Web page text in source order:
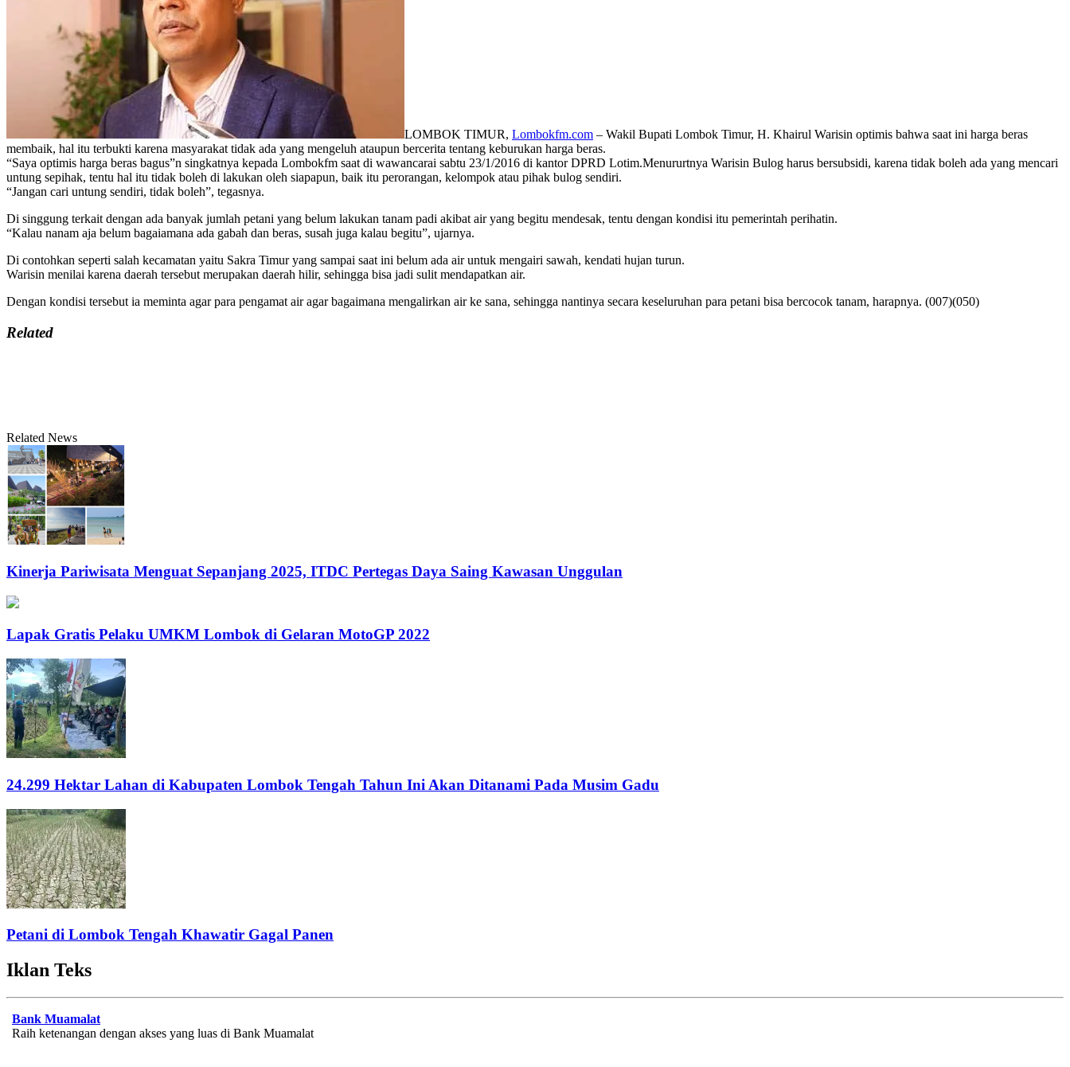
LOMBOK TIMUR, Lombokfm.com – Wakil Bupati Lombok Timur, H. Khairul Warisin optimis bahwa saat ini harga beras
membaik, hal itu terbukti karena masyarakat tidak ada yang mengeluh ataupun bercerita tentang keburukan harga beras.
“Saya optimis harga beras bagus”n singkatnya kepada Lombokfm saat di wawancarai sabtu 23/1/2016 di kantor DPRD Lotim.Menururtnya Warisin Bulog harus bersubsidi, karena tidak boleh ada yang mencari
untung sepihak, tentu hal itu tidak boleh di lakukan oleh siapapun, baik itu perorangan, kelompok atau pihak bulog sendiri.
“Jangan cari untung sendiri, tidak boleh”, tegasnya.
Di singgung terkait dengan ada banyak jumlah petani yang belum lakukan tanam padi akibat air yang begitu mendesak, tentu dengan kondisi itu pemerintah perihatin.
“Kalau nanam aja belum bagaiamana ada gabah dan beras, susah juga kalau begitu”, ujarnya.
Di contohkan seperti salah kecamatan yaitu Sakra Timur yang sampai saat ini belum ada air untuk mengairi sawah, kendati hujan turun.
Warisin menilai karena daerah tersebut merupakan daerah hilir, sehingga bisa jadi sulit mendapatkan air.
Dengan kondisi tersebut ia meminta agar para pengamat air agar bagaimana mengalirkan air ke sana, sehingga nantinya secara keseluruhan para petani bisa bercocok tanam, harapnya. (007)(050)
Related
Related News
Kinerja Pariwisata Menguat Sepanjang 2025, ITDC Pertegas Daya Saing Kawasan Unggulan
Lapak Gratis Pelaku UMKM Lombok di Gelaran MotoGP 2022
24.299 Hektar Lahan di Kabupaten Lombok Tengah Tahun Ini Akan Ditanami Pada Musim Gadu
Petani di Lombok Tengah Khawatir Gagal Panen
Iklan Teks
Bank Muamalat
Raih ketenangan dengan akses yang luas di Bank Muamalat